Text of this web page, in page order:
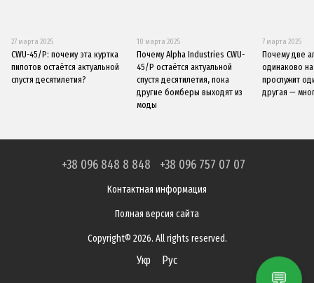
27 марта 2025
CWU-45/P: почему эта куртка
пилотов остаётся актуальной
спустя десятилетия?
10 марта 2025
Почему Alpha Industries CWU-
45/P остаётся актуальной
спустя десятилетия, пока
другие бомберы выходят из
моды
7 марта 2025
Почему две
одинаково
прослужит
другая —
+38 096 848 8 848 +38 096 757 07 07
Контактная информация
Полная версия сайта
Copyright© 2026. All rights reserved.
Укр Рус